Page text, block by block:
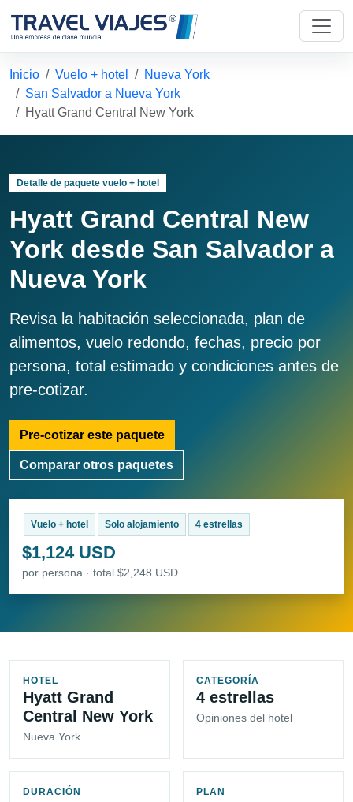
Inicio Vuelo + hotel
Nueva York
San Salvador a Nueva York
Hyatt Grand Central New York
Detalle de paquete vuelo + hotel
Hyatt Grand Central New
York desde San Salvador a
Nueva York
Revisa la habitación seleccionada, plan de
alimentos, vuelo redondo, fechas, precio por
persona, total estimado y condiciones antes de
pre-cotizar.
Pre-cotizar este paquete
Comparar otros paquetes
Vuelo + hotel Solo alojamiento 4 estrellas
$1,124 USD
por persona · total $2,248 USD
HOTEL
Hyatt Grand
Central New York
Nueva York
CATEGORÍA
4 estrellas
Opiniones del hotel
DURACIÓN PLAN